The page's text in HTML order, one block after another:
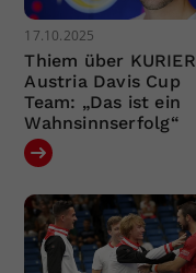
17.10.2025
Thiem über KURIER
Austria Davis Cup
Team: „Das ist ein
Wahnsinnserfolg“